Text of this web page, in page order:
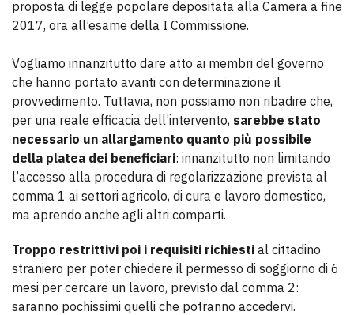
proposta di legge popolare depositata alla Camera a fine
2017, ora all’esame della I Commissione.
Vogliamo innanzitutto dare atto ai membri del governo
che hanno portato avanti con determinazione il
provvedimento. Tuttavia, non possiamo non ribadire che,
per una reale efficacia dell’intervento, sarebbe stato
necessario un allargamento quanto più possibile
della platea dei beneficiari: innanzitutto non limitando
l’accesso alla procedura di regolarizzazione prevista al
comma 1 ai settori agricolo, di cura e lavoro domestico,
ma aprendo anche agli altri comparti.
Troppo restrittivi poi i requisiti richiesti al cittadino
straniero per poter chiedere il permesso di soggiorno di 6
mesi per cercare un lavoro, previsto dal comma 2:
saranno pochissimi quelli che potranno accedervi.